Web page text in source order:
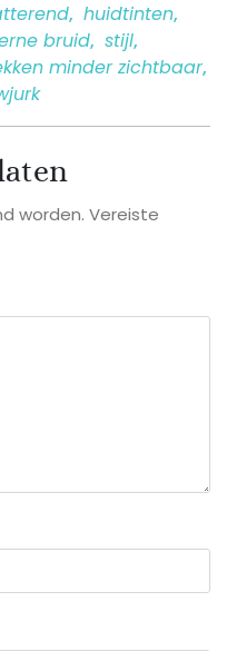
, huidtinten,
bruid, stijl,
minder zichtbaar,
worden. Vereiste